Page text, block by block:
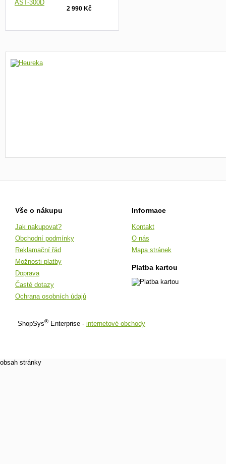
2 990 Kč
Vše o nákupu
Jak nakupovat?
Obchodní podmínky
Reklamační řád
Možnosti platby
Doprava
Časté dotazy
Ochrana osobních údajů
Informace
Kontakt
O nás
Mapa stránek
Platba kartou
ShopSys® Enterprise - internetové obchody
obsah stránky